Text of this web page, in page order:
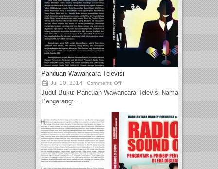
Panduan Wawancara Televisi
Jul 10, 2014 Comments Off
Judul Buku: Panduan Wawancara Televisi Nama
Pengarang:...